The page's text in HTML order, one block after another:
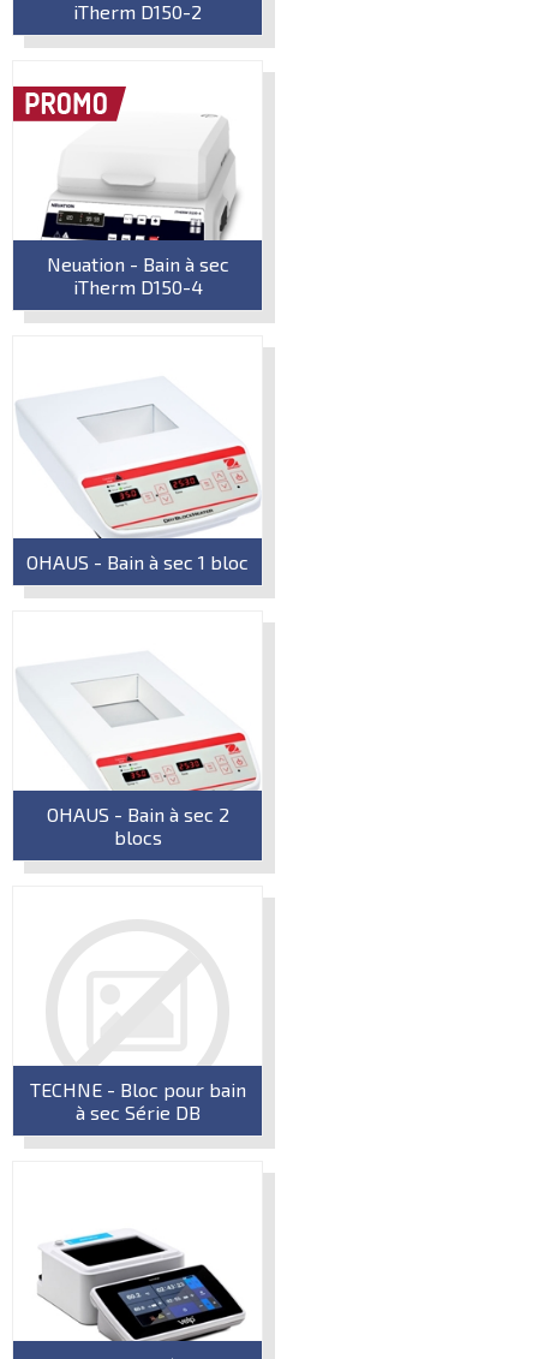
iTherm D150-2
Neuation - Bain à sec
iTherm D150-4
OHAUS - Bain à sec 1 bloc
OHAUS - Bain à sec 2
blocs
TECHNE - Bloc pour bain
à sec Série DB